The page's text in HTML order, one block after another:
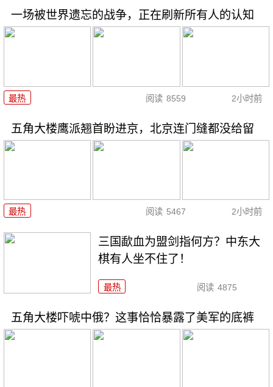
一场被世界遗忘的战争，正在刷新所有人的认知
最热 阅读 8559 2小时前
五角大楼鹰派翘首盼进京，北京连门缝都没给留
最热 阅读 5467 2小时前
三国歃血为盟剑指何方？中东大
棋有人坐不住了！
最热 阅读 4875
五角大楼吓唬中俄？这事恰恰暴露了美军的底裤